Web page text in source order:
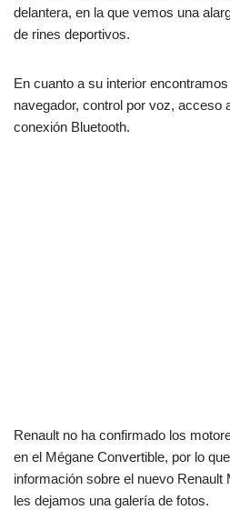
delantera, en la que vemos una
de rines deportivos.
En cuanto a su interior
navegador, control por voz, acceso
conexión Bluetooth.
Renault no ha confirmado los
en el Mégane Convertible, por lo
información sobre el nuevo Renault
les dejamos una galería de fotos.